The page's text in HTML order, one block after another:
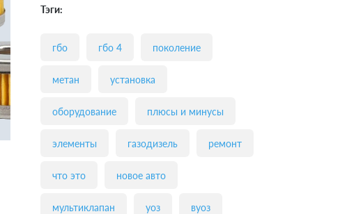
Тэги:
гбо гбо 4 поколение
метан установка
оборудование плюсы и минусы
элементы газодизель ремонт
что это новое авто
мультиклапан уоз вуоз